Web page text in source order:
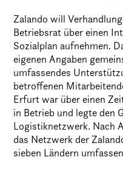
Zalando will
Betriebsrat über einen
Sozialplan aufnehmen.
eigenen Angaben
umfassendes
betroffenen
Erfurt war über einen
in Betrieb und legte den
Logistiknetzwerk. Nach
das Netzwerk der
sieben Ländern